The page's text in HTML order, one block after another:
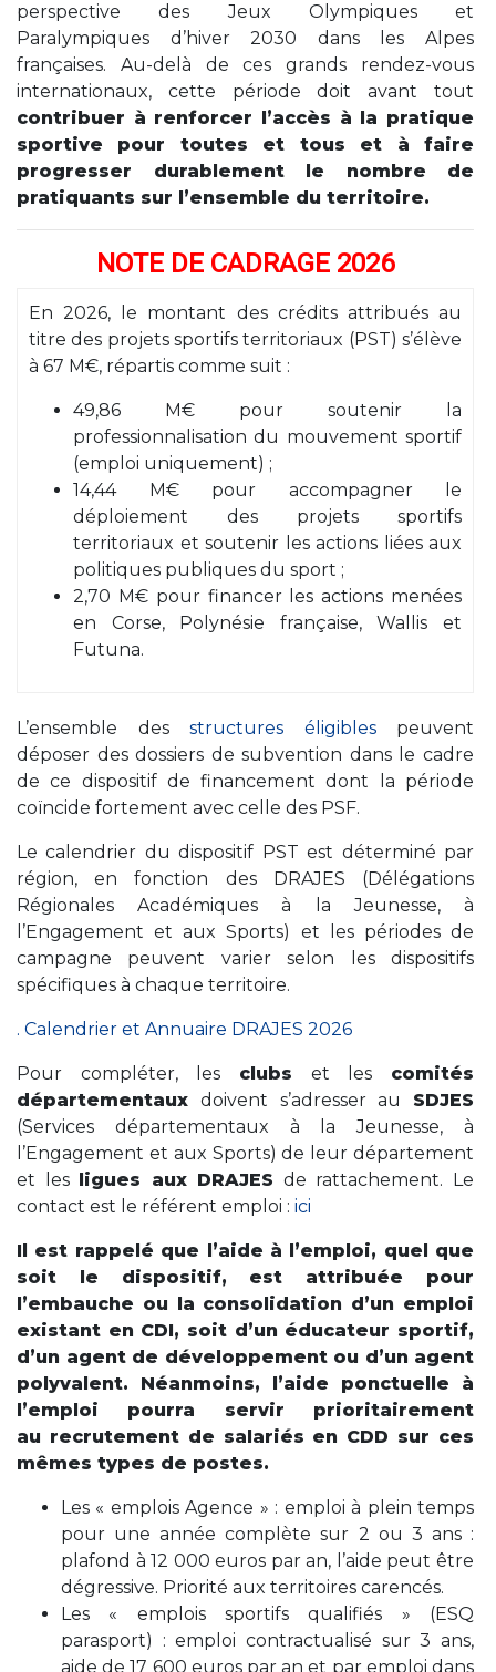
perspective des Jeux Olympiques et
Paralympiques d’hiver 2030 dans les Alpes
françaises. Au-delà de ces grands rendez-vous
internationaux, cette période doit avant tout
contribuer à renforcer l’accès à la pratique
sportive pour toutes et tous et à faire
progresser durablement le nombre de
pratiquants sur l’ensemble du territoire.
NOTE DE CADRAGE 2026
En 2026, le montant des crédits attribués au
titre des projets sportifs territoriaux (PST) s’élève
à 67 M€, répartis comme suit :
49,86 M€ pour soutenir la
professionnalisation du mouvement sportif
(emploi uniquement) ;
14,44 M€ pour accompagner le
déploiement des projets sportifs
territoriaux et soutenir les actions liées aux
politiques publiques du sport ;
2,70 M€ pour financer les actions menées
en Corse, Polynésie française, Wallis et
Futuna.
L’ensemble des structures éligiblespeuvent
déposer des dossiers de subvention dans le cadre
de ce dispositif de financement dont la période
coïncide fortement avec celle des PSF.
Le calendrier du dispositif PST est déterminé par
région, en fonction des DRAJES (Délégations
Régionales Académiques à la Jeunesse, à
l’Engagement et aux Sports) et les périodes de
campagne peuvent varier selon les dispositifs
spécifiques à chaque territoire.
. Calendrier et Annuaire DRAJES 2026
Pour compléter, les clubs et les comités
départementaux doivent s’adresser au SDJES
(Services départementaux à la Jeunesse, à
l’Engagement et aux Sports) de leur département
et les ligues aux DRAJES de rattachement. Le
contact est le référent emploi : ici
Il est rappelé que l’aide à l’emploi, quel que
soit le dispositif, est attribuée pour
l’embauche ou la consolidation d’un emploi
existant en CDI, soit d’un éducateur sportif,
d’un agent de développement ou d’un agent
polyvalent. Néanmoins, l’aide ponctuelle à
l’emploi pourra servir prioritairement
au recrutement de salariés en CDD sur ces
mêmes types de postes.
Les « emplois Agence » : emploi à plein temps
pour une année complète sur 2 ou 3 ans :
plafond à 12 000 euros par an, l’aide peut être
dégressive. Priorité aux territoires carencés.
Les « emplois sportifs qualifiés » (ESQ
parasport) :emploi contractualisé sur 3 ans,
aide de 17 600 euros par an et par emploi dans